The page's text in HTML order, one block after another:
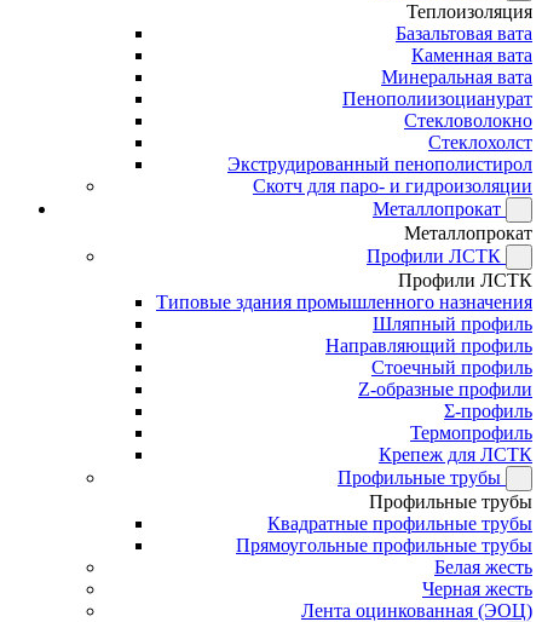
Теплоизоляция
Базальтовая вата
Каменная вата
Минеральная вата
Пенополиизоцианурат
Стекловолокно
Стеклохолст
Экструдированный пенополистирол
Скотч для паро- и гидроизоляции
Металлопрокат
Металлопрокат
Профили ЛСТК
Профили ЛСТК
Типовые здания промышленного назначения
Шляпный профиль
Направляющий профиль
Стоечный профиль
Z-образные профили
Σ-профиль
Термопрофиль
Крепеж для ЛСТК
Профильные трубы
Профильные трубы
Квадратные профильные трубы
Прямоугольные профильные трубы
Белая жесть
Черная жесть
Лента оцинкованная (ЭОЦ)